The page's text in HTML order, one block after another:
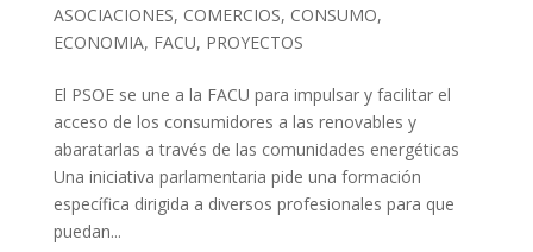
ASOCIACIONES, COMERCIOS, CONSUMO,
ECONOMIA, FACU, PROYECTOS
El PSOE se une a la FACU para impulsar y facilitar el
acceso de los consumidores a las renovables y
abaratarlas a través de las comunidades energéticas
Una iniciativa parlamentaria pide una formación
específica dirigida a diversos profesionales para que
puedan...